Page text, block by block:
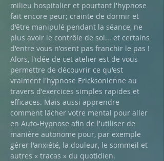
milieu hospitalier et pourtant l'hypnose
fait encore peur; crainte de dormir et
d'être manipulé pendant la séance, ne
plus avoir le contrôle de soi... et certains
d'entre vous n'osent pas franchir le pas !
Alors, l'idée de cet atelier est de vous
permettre de découvrir ce qu'est
vraiment l'hypnose Ericksonienne au
travers d'exercices simples rapides et
efficaces. Mais aussi apprendre
comment lâcher votre mental pour aller
en Auto-Hypnose afin de l'utiliser de
manière autonome pour, par exemple
gérer l'anxiété, la douleur, le sommeil et
autres « tracas » du quotidien.